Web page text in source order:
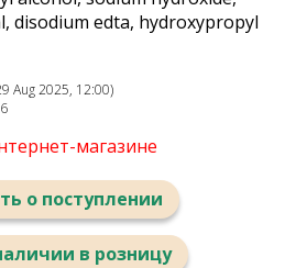
disodium edta, hydroxypropyl
Aug 2025, 12:00)
магазине
о поступлении
в розницу